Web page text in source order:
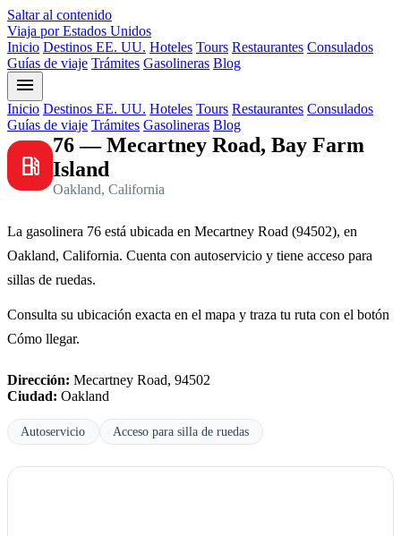
Saltar al contenido
Viaja por Estados Unidos
Inicio Destinos EE. UU. Hoteles Tours Restaurantes Consulados
Guías de viaje Trámites Gasolineras Blog
menu
Inicio Destinos EE. UU. Hoteles Tours Restaurantes Consulados
Guías de viaje Trámites Gasolineras Blog
local_gas_station
76 — Mecartney Road, Bay Farm
Island
Oakland, California
La gasolinera 76 está ubicada en Mecartney Road (94502), en
Oakland, California. Cuenta con autoservicio y tiene acceso para
sillas de ruedas.
Consulta su ubicación exacta en el mapa y traza tu ruta con el botón
Cómo llegar.
Dirección: Mecartney Road, 94502
Ciudad: Oakland
Autoservicio Acceso para silla de ruedas